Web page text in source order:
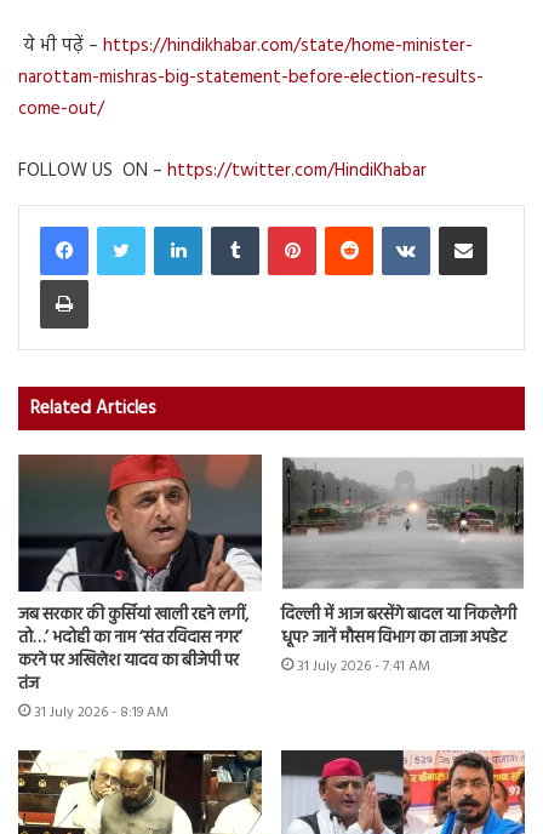
ये भी पढ़ें – https://hindikhabar.com/state/home-minister-
narottam-mishras-big-statement-before-election-results-
come-out/
FOLLOW US ON – https://twitter.com/HindiKhabar
LinkedInTumblr PinterestReddit VKontakteShare via Email
Print
Related Articles
जब सरकार की कुर्सियां खाली रहने लगीं,
तो…’ भदोही का नाम ‘संत रविदास नगर’
करने पर अखिलेश यादव का बीजेपी पर
तंज
31 July 2026 - 8:19 AM
दिल्ली में आज बरसेंगे बादल या निकलेगी
धूप? जानें मौसम विभाग का ताजा अपडेट
31 July 2026 - 7:41 AM